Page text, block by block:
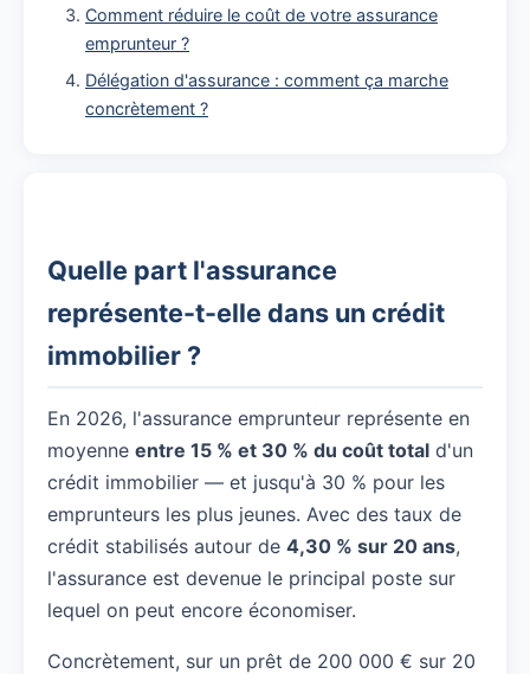
Comment réduire le coût de votre assurance
emprunteur ?
Délégation d'assurance : comment ça marche
concrètement ?
Quelle part l'assurance
représente-t-elle dans un crédit
immobilier ?
En 2026, l'assurance emprunteur représente en
moyenne entre 15 % et 30 % du coût total d'un
crédit immobilier — et jusqu'à 30 % pour les
emprunteurs les plus jeunes. Avec des taux de
crédit stabilisés autour de 4,30 % sur 20 ans,
l'assurance est devenue le principal poste sur
lequel on peut encore économiser.
Concrètement, sur un prêt de 200 000 € sur 20